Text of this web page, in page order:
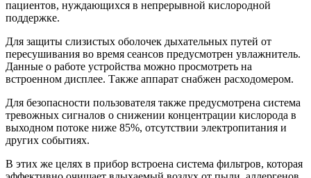
пациентов, нуждающихся в непрерывной кислородной
поддержке.
Для защиты слизистых оболочек дыхательных путей от
пересушивания во время сеансов предусмотрен увлажнитель.
Данные о работе устройства можно просмотреть на
встроенном дисплее. Также аппарат снабжен расходомером.
Для безопасности пользователя также предусмотрена система
тревожных сигналов о снижении концентрации кислорода в
выходном потоке ниже 85%, отсутствии электропитания и
других событиях.
В этих же целях в прибор встроена система фильтров, которая